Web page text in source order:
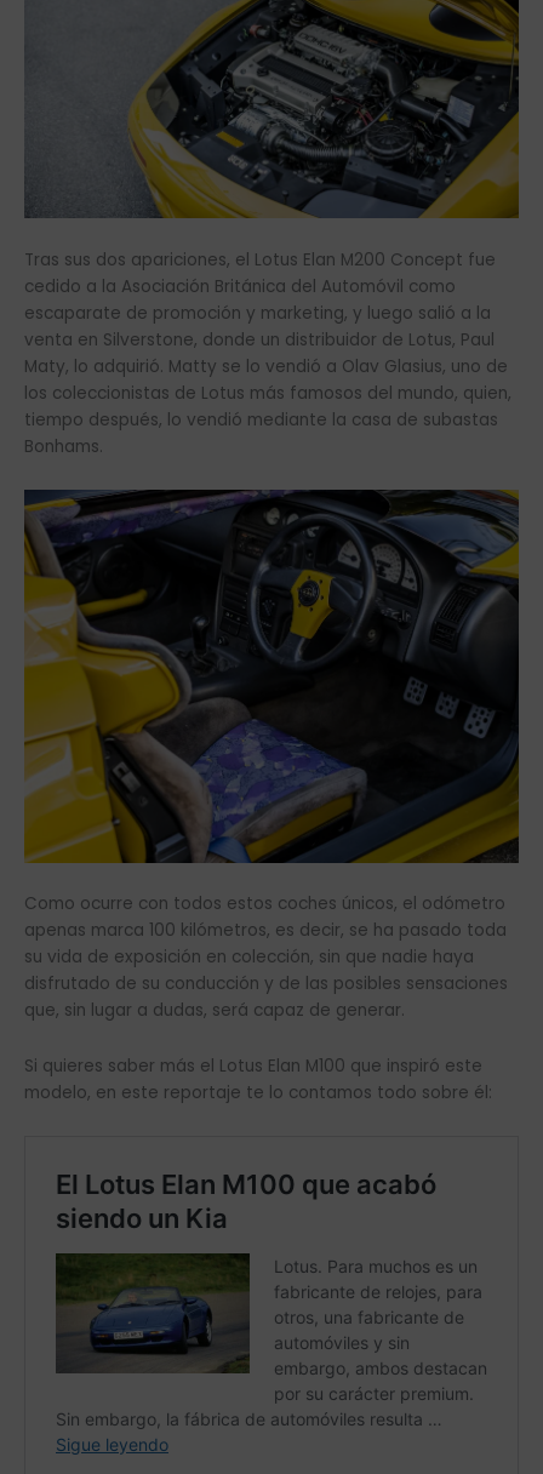
Tras sus dos apariciones, el Lotus Elan M200 Concept fue
cedido a la Asociación Británica del Automóvil como
escaparate de promoción y marketing, y luego salió a la
venta en Silverstone, donde un distribuidor de Lotus, Paul
Maty, lo adquirió. Matty se lo vendió a Olav Glasius, uno de
los coleccionistas de Lotus más famosos del mundo, quien,
tiempo después, lo vendió mediante la casa de subastas
Bonhams.
Como ocurre con todos estos coches únicos, el odómetro
apenas marca 100 kilómetros, es decir, se ha pasado toda
su vida de exposición en colección, sin que nadie haya
disfrutado de su conducción y de las posibles sensaciones
que, sin lugar a dudas, será capaz de generar.
Si quieres saber más el Lotus Elan M100 que inspiró este
modelo, en este reportaje te lo contamos todo sobre él: